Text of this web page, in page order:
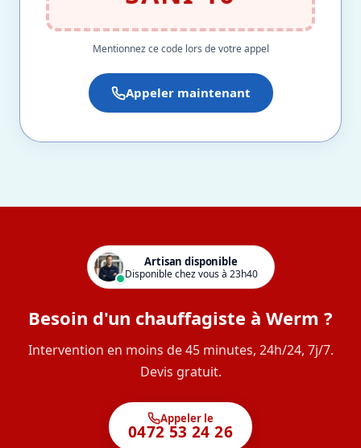
Mentionnez ce code lors de votre appel
Appeler maintenant
Artisan disponible
Disponible chez vous à 23h40
Besoin d'un chauffagiste à Werm ?
Intervention en moins de 45 minutes, 24h/24, 7j/7.
Devis gratuit.
Appeler le
0472 53 24 26